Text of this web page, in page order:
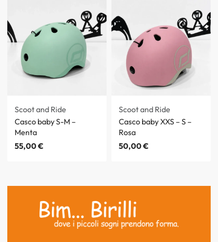
Scoot and Ride
Casco baby S-M –
Menta
55,00€
Scoot and Ride
Casco baby XXS – S –
Rosa
50,00€